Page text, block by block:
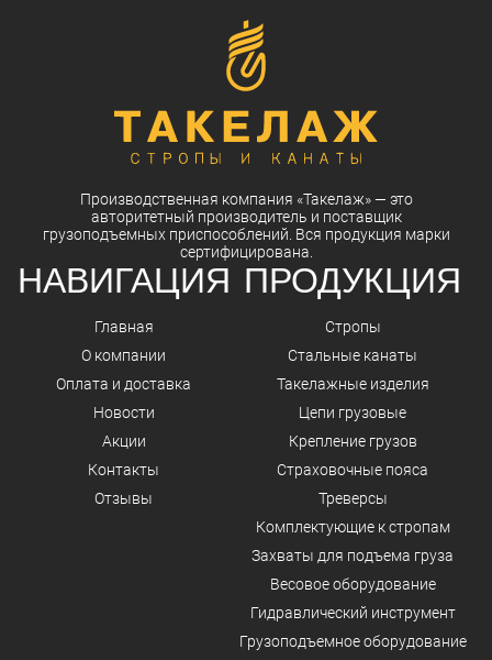
Производственная компания «Такелаж»— это
авторитетный производитель и поставщик
грузоподъемных приспособлений. Вся продукция марки
сертифицирована.
НАВИГАЦИЯ
Главная
О компании
Оплата и доставка
Новости
Акции
Контакты
Отзывы
ПРОДУКЦИЯ
Стропы
Стальные канаты
Такелажные изделия
Цепи грузовые
Крепление грузов
Страховочные пояса
Треверсы
Комплектующие к стропам
Захваты для подъема груза
Весовое оборудование
Гидравлический инструмент
Грузоподъемное оборудование